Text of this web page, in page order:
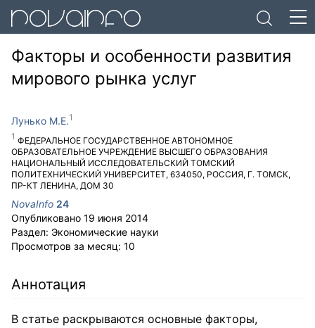
Факторы и особенности развития
мирового рынка услуг
Лунько М.Е.
ФЕДЕРАЛЬНОЕ ГОСУДАРСТВЕННОЕ АВТОНОМНОЕ
ОБРАЗОВАТЕЛЬНОЕ УЧРЕЖДЕНИЕ ВЫСШЕГО ОБРАЗОВАНИЯ
НАЦИОНАЛЬНЫЙ ИССЛЕДОВАТЕЛЬСКИЙ ТОМСКИЙ
ПОЛИТЕХНИЧЕСКИЙ УНИВЕРСИТЕТ, 634050, РОССИЯ, Г. ТОМСК,
ПР-КТ ЛЕНИНА, ДОМ 30
NovaInfo 24
Опубликовано 19 июня 2014
Раздел: Экономические науки
Просмотров за месяц: 10
Аннотация
В статье раскрываются основные факторы,